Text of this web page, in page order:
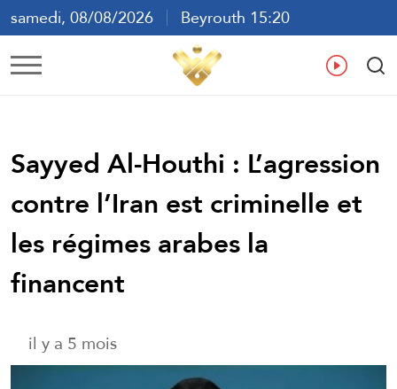
samedi, 08/08/2026
Beyrouth 15:20
ع
Sayyed Al-Houthi : L’agression
contre l’Iran est criminelle et
les régimes arabes la
financent
il y a 5 mois